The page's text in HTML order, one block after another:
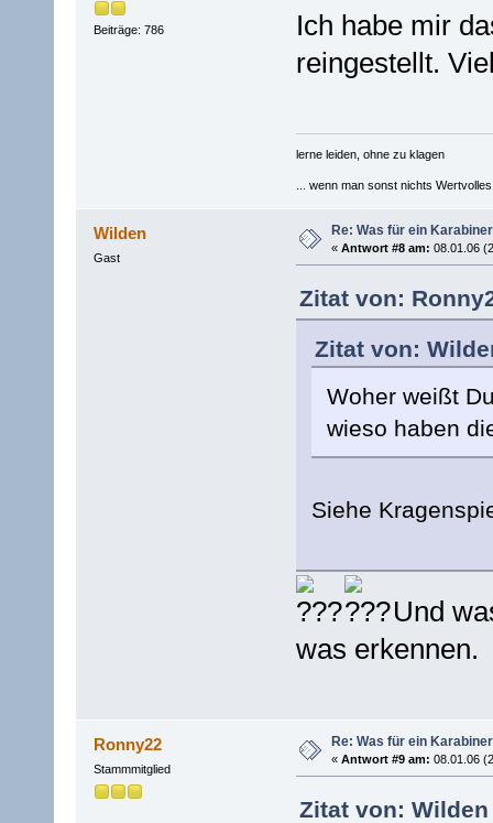
Beiträge: 786
Ich habe mir
reingestellt.
lerne leiden, ohne zu klagen
... wenn man sonst nichts
Wilden
Gast
Re: Was für ein
« Antwort #8 am: 08.01.06
Zitat von:
Zitat von:
Woher weißt
wieso haben
Siehe
Und
was erkennen.
Ronny22
Stammmitglied
Re: Was für ein
« Antwort #9 am: 08.01.06
Zitat von: Wilden